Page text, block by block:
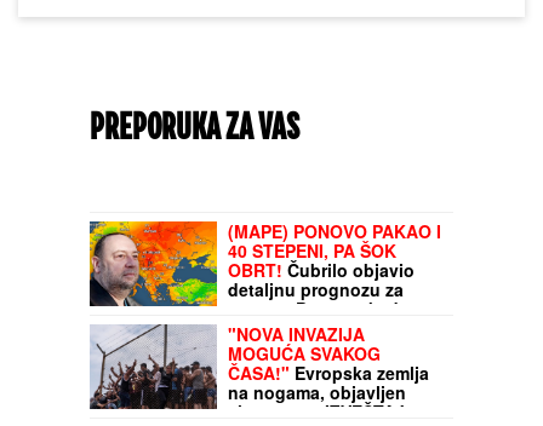
PREPORUKA ZA VAS
(MAPE) PONOVO PAKAO I
40 STEPENI, PA ŠOK
OBRT! Čubrilo objavio
detaljnu prognozu za
avgust: Poznato kada
stiže osveženje i nazire li
se "SUMMER KILLER"
"NOVA INVAZIJA
MOGUĆA SVAKOG
ČASA!" Evropska zemlja
na nogama, objavljen
alarmantan IZVEŠTAJ